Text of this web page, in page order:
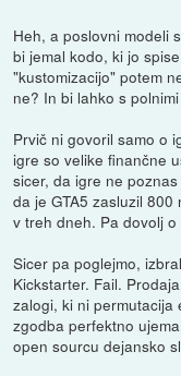
Heh, a poslovni modeli
bi jemal kodo, ki jo
"kustomizacijo" potem
ne? In bi lahko s
Prvič ni govoril samo o
igre so velike finančne
sicer, da igre ne
da je GTA5 zasluzil
v treh dneh. Pa dovolj
Sicer pa poglejmo,
Kickstarter. Fail.
zalogi, ki ni
zgodba perfektno
open sourcu dejansko